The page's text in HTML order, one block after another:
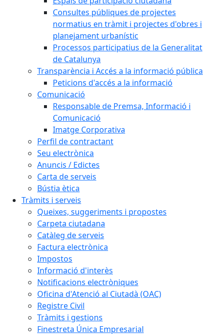
Consultes públiques de projectes
normatius en tràmit i projectes d'obres i
planejament urbanístic
Processos participatius de la Generalitat
de Catalunya
Transparència i Accés a la informació pública
Peticions d'accés a la informació
Comunicació
Responsable de Premsa, Informació i
Comunicació
Imatge Corporativa
Perfil de contractant
Seu electrònica
Anuncis / Edictes
Carta de serveis
Bústia ètica
Tràmits i serveis
Queixes, suggeriments i propostes
Carpeta ciutadana
Catàleg de serveis
Factura electrònica
Impostos
Informació d'interès
Notificacions electròniques
Oficina d'Atenció al Ciutadà (OAC)
Registre Civil
Tràmits i gestions
Finestreta Única Empresarial